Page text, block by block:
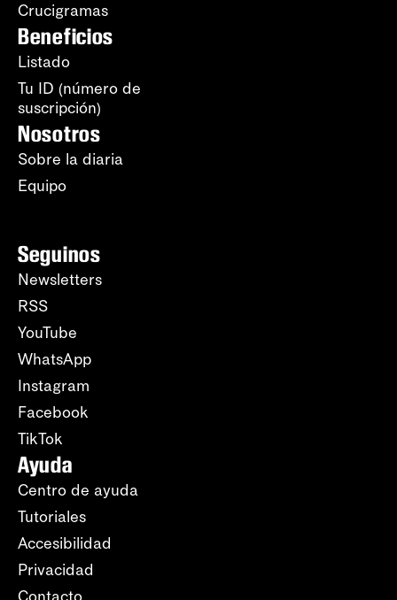
Crucigramas
Beneficios
Listado
Tu ID (número de
suscripción)
Nosotros
Sobre la diaria
Equipo
Seguinos
Newsletters
RSS
YouTube
WhatsApp
Instagram
Facebook
TikTok
Ayuda
Centro de ayuda
Tutoriales
Accesibilidad
Privacidad